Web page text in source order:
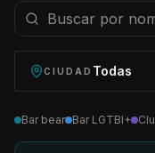
CIUDAD Todas
Bar bear Bar LGTBI+